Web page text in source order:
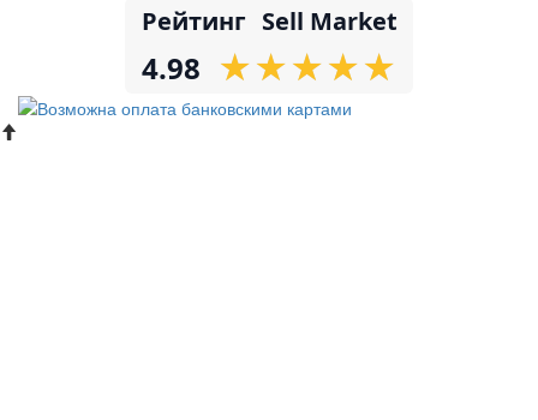
Рейтинг Sell Market
4.98 ★
★★
★★
★★
★★
★